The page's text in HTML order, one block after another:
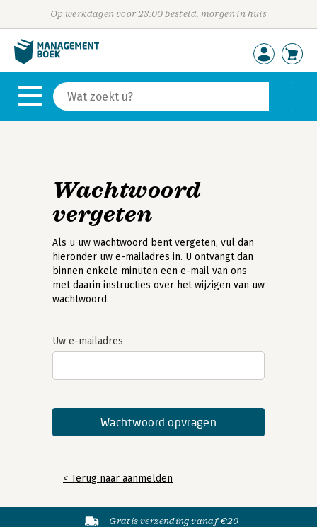
Op werkdagen voor 23:00 besteld, morgen in huis
Wachtwoord
vergeten
Als u uw wachtwoord bent vergeten, vul dan
hieronder uw e-mailadres in. U ontvangt dan
binnen enkele minuten een e-mail van ons
met daarin instructies over het wijzigen van uw
wachtwoord.
Uw e-mailadres
< Terug naar aanmelden
Gratis verzending vanaf €20